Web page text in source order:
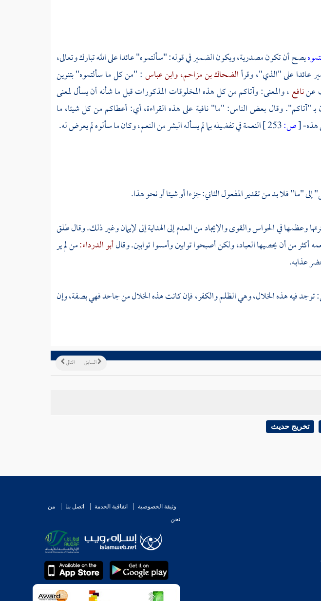
يصح أن تكون مصدرية، ويكون الضمير في قوله: "سألتموه" عائدا على الله تبارك وتعالى،
على "الذي"، وقرأالضحاك بن مزاحم،وابن عباس: "من كل ما سألتموه" بتنوين
عننافع، والمعنى: وآتاكم من كل هذه المخلوقات المذكورات قبل ما شأنه أن يسأل لمعنى
"آتاكم". وقال بعض الناس: "ما" نافية على هذه القراءة، أي: أعطاكم من كل شيئا، ما
هذه-[ص:
النعمة في تفضيله بما لم يسأله البشر من النعم، وكان ما سألوه لم يعرض له.
إلى "ما" فلا بد من تقدير المفعول الثاني: جزءا أو شيئا أو نحو هذا.
وعظمها في الحواس والقوى والإيجاد من العدم إلى الهداية إلى لإيمان وغير ذلك. وقالطلق
أكثر من أن يحصيها العباد، ولكن أصبحوا توابين وأمسوا توابين. وقالأبو الدرداء:من لم ير
عذابه.
توجد فيه هذه الخلال، وهي الظلم والكفر، فإن كانت هذه الخلال من جاحد فهي بصفة، وإن
التالي السابق
تخريج حديث
وثيقة الخصوصية اتفاقية الخدمة اتصل بنا
من
نحن